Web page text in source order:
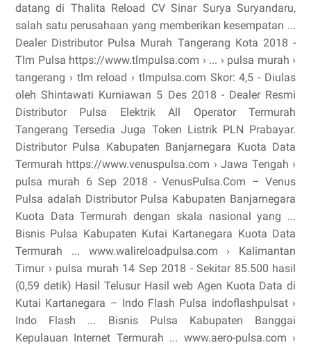
datang di Thalita Reload CV Sinar Surya Suryandaru,
salah satu perusahaan yang memberikan kesempatan ...
Dealer Distributor Pulsa Murah Tangerang Kota 2018 -
Tlm Pulsa https://www.tlmpulsa.com › ... › pulsa murah ›
tangerang › tlm reload › tlmpulsa.com Skor: 4,5 - ‎Diulas
oleh Shintawati Kurniawan 5 Des 2018 - Dealer Resmi
Distributor Pulsa Elektrik All Operator Termurah
Tangerang Tersedia Juga Token Listrik PLN Prabayar.
Distributor Pulsa Kabupaten Banjarnegara Kuota Data
Termurah https://www.venuspulsa.com › Jawa Tengah ›
pulsa murah 6 Sep 2018 - VenusPulsa.Com – Venus
Pulsa adalah Distributor Pulsa Kabupaten Banjarnegara
Kuota Data Termurah dengan skala nasional yang ...
Bisnis Pulsa Kabupaten Kutai Kartanegara Kuota Data
Termurah ... www.walireloadpulsa.com › Kalimantan
Timur › pulsa murah 14 Sep 2018 - Sekitar 85.500 hasil
(0,59 detik) Hasil Telusur Hasil web Agen Kuota Data di
Kutai Kartanegara – Indo Flash Pulsa indoflashpulsat ›
Indo Flash ... Bisnis Pulsa Kabupaten Banggai
Kepulauan Internet Termurah ... www.aero-pulsa.com ›